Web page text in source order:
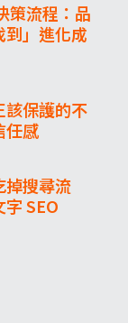
策流程：品
到」進化成
該保護的不
任感
掉搜尋流
SEO